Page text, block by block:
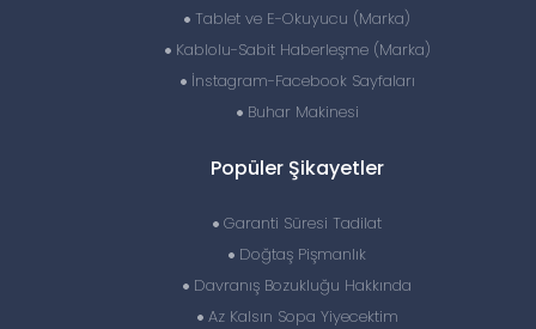
Tablet ve E-Okuyucu (Marka)
Kablolu-Sabit Haberleşme (Marka)
İnstagram-Facebook Sayfaları
Buhar Makinesi
Popüler Şikayetler
Garanti Süresi Tadilat
Doğtaş Pişmanlık
Davranış Bozukluğu Hakkında
Az Kalsın Sopa Yiyecektim